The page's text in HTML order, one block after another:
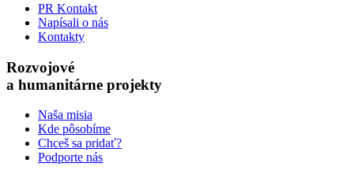
PR Kontakt
Napísali o nás
Kontakty
Rozvojové
a humanitárne projekty
Naša misia
Kde pôsobíme
Chceš sa pridať?
Podporte nás